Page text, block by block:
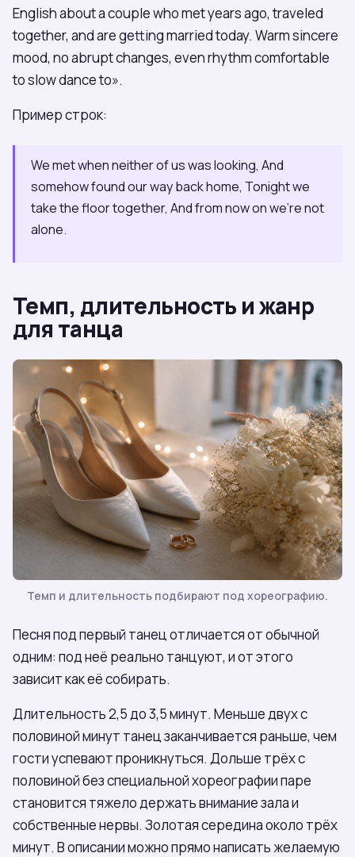
English about a couple who met years ago, traveled
together, and are getting married today. Warm sincere
mood, no abrupt changes, even rhythm comfortable
to slow dance to».
Пример строк:
We met when neither of us was looking, And
somehow found our way back home, Tonight we
take the floor together, And from now on we're not
alone.
Темп, длительность и жанр
для танца
Темп и длительность подбирают под хореографию.
Песня под первый танец отличается от обычной
одним: под неё реально танцуют, и от этого
зависит как её собирать.
Длительность 2,5 до 3,5 минут. Меньше двух с
половиной минут танец заканчивается раньше, чем
гости успевают проникнуться. Дольше трёх с
половиной без специальной хореографии паре
становится тяжело держать внимание зала и
собственные нервы. Золотая середина около трёх
минут. В описании можно прямо написать желаемую